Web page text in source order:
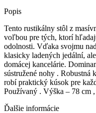
Popis
Tento rustikálny stôl z
voľbou pre tých, ktorí
odolnosti. Vďaka svojmu
klasicky ladených jedální,
domácej kancelárie.
sústružené nohy . Robustná
robí praktický kúsok pre
Používaný . Výška – 78 cm
Ďalšie informácie